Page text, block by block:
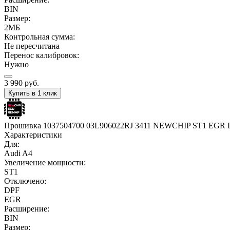
BIN
Размер:
2МБ
Контрольная сумма:
Не пересчитана
Перенос калибровок:
Нужно
3 990 руб.
Купить в 1 клик
Прошивка 1037504700 03L906022RJ 3411 NEWCHIP ST1 EGR
Характеристики
Для:
Audi A4
Увеличение мощности:
ST1
Отключено:
DPF
EGR
Расширение:
BIN
Размер: